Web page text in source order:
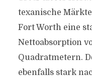
texanische
Fort Worth eine
Nettoabsorption
Quadratmetern.
ebenfalls stark